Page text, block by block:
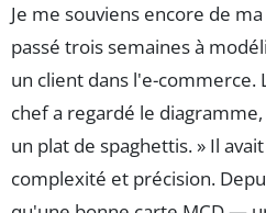
Je me souviens encore de ma
passé trois semaines à
un client dans l'e-
chef a regardé le
un plat de spaghettis. » Il
complexité et précision.